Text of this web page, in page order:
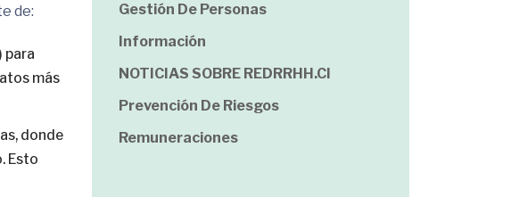
de:
para
más
donde
Esto
Gestión De Personas
Información
NOTICIAS SOBRE REDRRHH.cl
Prevención De Riesgos
Remuneraciones